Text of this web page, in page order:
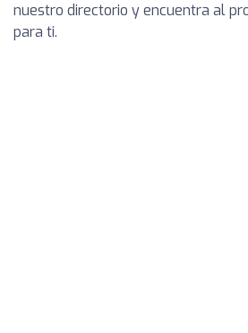
nuestro directorio y encuentra al
para ti.